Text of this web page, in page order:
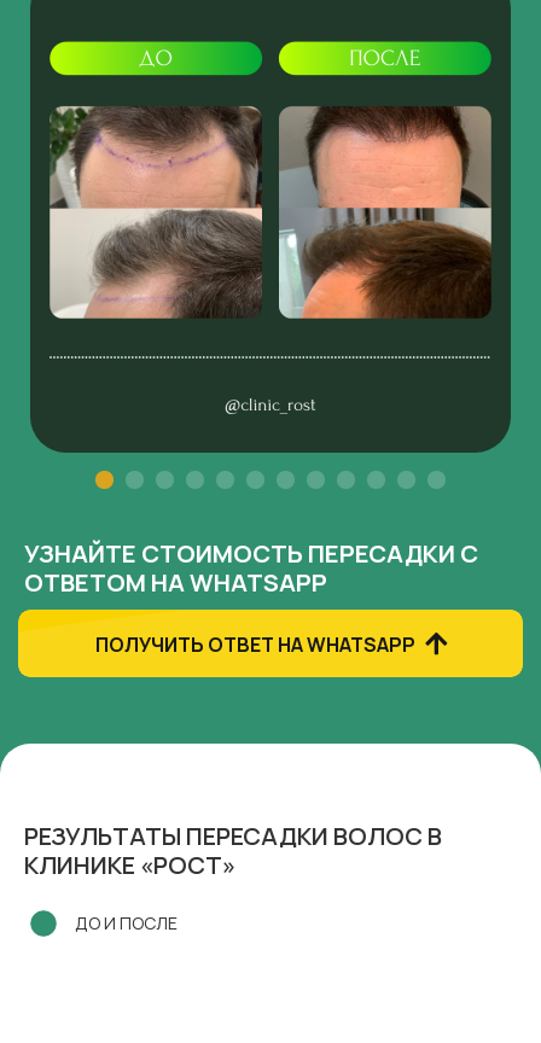
УЗНАЙТЕ СТОИМОСТЬ ПЕРЕСАДКИ С
ОТВЕТОМ НА WHATSAPP
ПОЛУЧИТЬ ОТВЕТ НА WHATSAPP
РЕЗУЛЬТАТЫ ПЕРЕСАДКИ ВОЛОС В
КЛИНИКЕ «РОСТ»
ДО И ПОСЛЕ